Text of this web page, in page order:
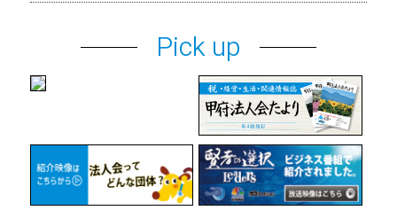
Pick up